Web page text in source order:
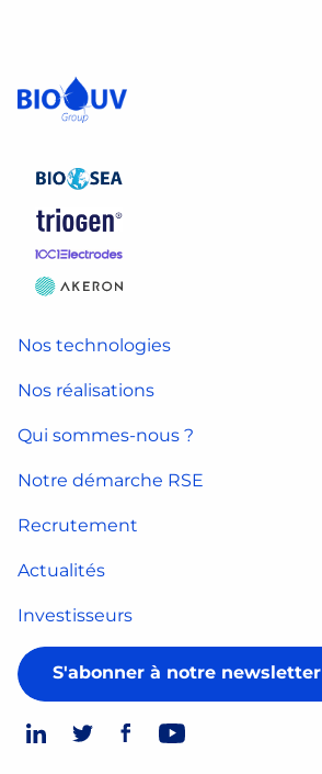
Nos technologies
Nos réalisations
Qui sommes-nous ?
Notre démarche RSE
Recrutement
Actualités
Investisseurs
S'abonner à notre newsletter